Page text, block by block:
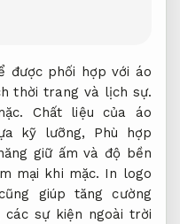
được phối hợp với áo
thời trang và lịch sự.
Chất liệu của áo
kỹ lưỡng, Phù hợp
giữ ấm và độ bền
mại khi mặc. In logo
giúp tăng cường
các sự kiện ngoài trời